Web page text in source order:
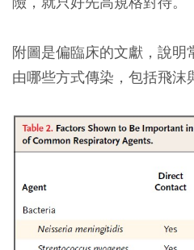
附圖是偏臨床的文獻，說明
由哪些方式傳染，包括飛沫